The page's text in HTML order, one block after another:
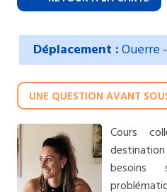
Déplacement :Ouerre
UNE QUESTION AVANT
Cours
besoins